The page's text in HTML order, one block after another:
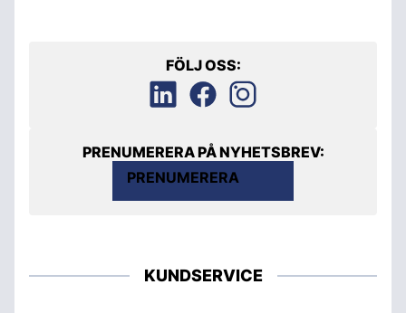
FÖLJ OSS:
PRENUMERERA PÅ NYHETSBREV:
PRENUMERERA
KUNDSERVICE